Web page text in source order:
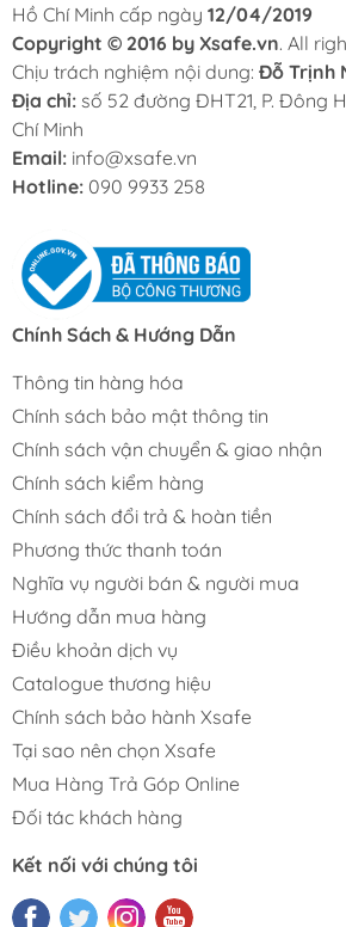
Hồ Chí Minh cấp ngày 12/04/2019
Copyright © 2016 by Xsafe.vn. All
Chịu trách nghiệm nội dung: Đỗ Trịnh
Địa chỉ: số 52 đường ĐHT21, P. Đông
Chí Minh
Email: info@xsafe.vn
Hotline: 090 9933 258
Chính Sách & Hướng Dẫn
Thông tin hàng hóa
Chính sách bảo mật thông tin
Chính sách vận chuyển & giao nhận
Chính sách kiểm hàng
Chính sách đổi trả & hoàn tiền
Phương thức thanh toán
Nghĩa vụ người bán & người mua
Hướng dẫn mua hàng
Điều khoản dịch vụ
Catalogue thương hiệu
Chính sách bảo hành Xsafe
Tại sao nên chọn Xsafe
Mua Hàng Trả Góp Online
Đối tác khách hàng
Kết nối với chúng tôi